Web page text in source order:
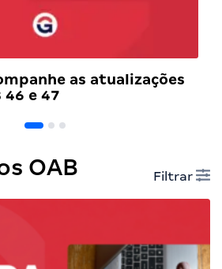
as atualizações
46 e 47
OAB Filtrar